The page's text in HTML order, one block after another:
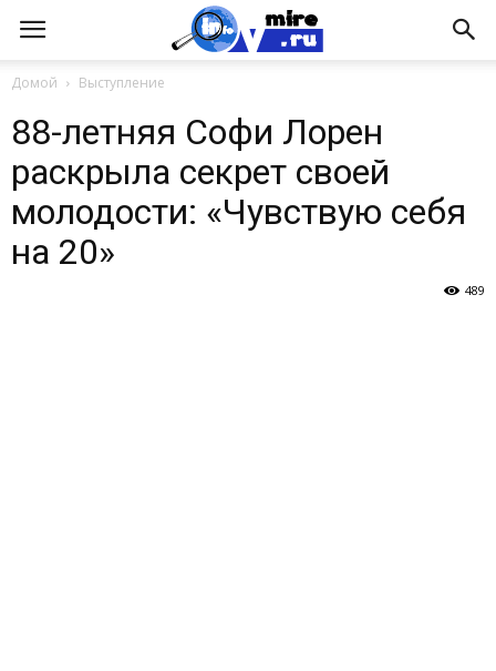
Домой Выступление
88-летняя Софи Лорен
раскрыла секрет своей
молодости: «Чувствую себя
на 20»
489